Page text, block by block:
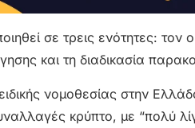
σε τρεις ενότητες:
και τη διαδικασία
νομοθεσίας στην
κρύπτο, με “πολύ